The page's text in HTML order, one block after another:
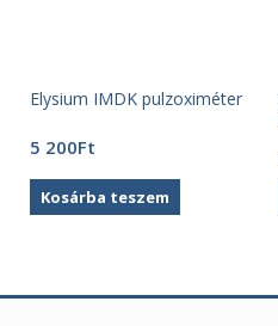
Elysium IMDK pulzoximéter
5 200Ft
Kosárba teszem